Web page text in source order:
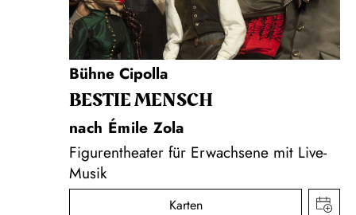
Bühne Cipolla
BESTIE MENSCH
nach Émile Zola
Figurentheater für Erwachsene mit Live-
Musik
Karten